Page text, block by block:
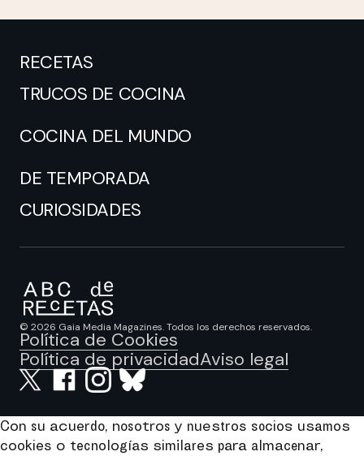
RECETAS
TRUCOS DE COCINA
COCINA DEL MUNDO
DE TEMPORADA
CURIOSIDADES
© 2026 Gaia Media Magazines. Todos los derechos reservados.
Política de Cookies
Política de privacidadAviso legal
Con su acuerdo, nosotros y nuestros socios usamos
cookies o tecnologías similares para almacenar,